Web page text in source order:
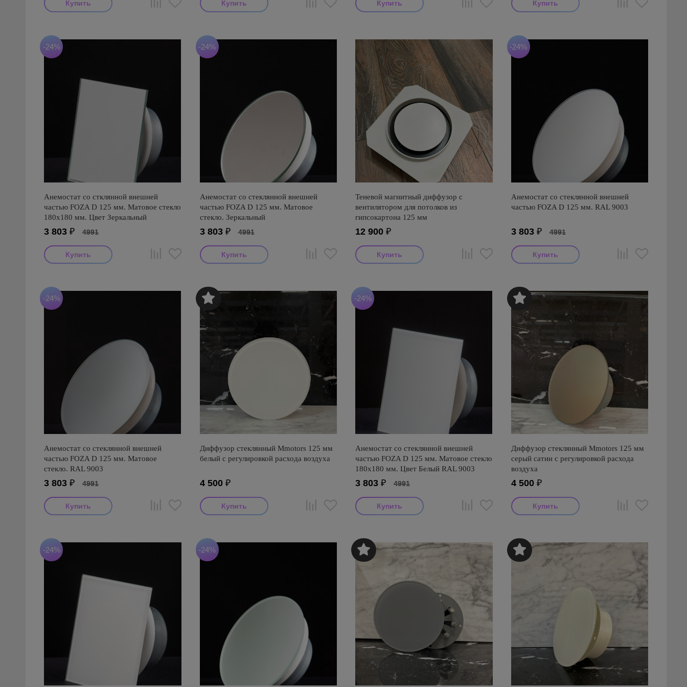
-24%
Анемостат со стклянной внешней
частью FOZA D 125 мм. Матовое стекло
180х180 мм. Цвет Зеркальный
3 803 ₽ 4991
-24%
Анемостат со стеклянной внешней
частью FOZA D 125 мм. Матовое
стекло. Зеркальный
3 803₽ 4991
Теневой магнитный диффузор с
вентилятором для потолков из
гипсокартона 125 мм
12 900 ₽
-24%
Анемостат со стеклянной внешней
частью FOZA D 125 мм. RAL 9003
3 803₽ 4991
-24%
Анемостат со стеклянной внешней
частью FOZA D 125 мм. Матовое
стекло. RAL 9003
3 803 ₽ 4991
Диффузор стеклянный Mmotors 125 мм
белый с регулировкой расхода воздуха
4 500₽
-24%
Анемостат со стеклянной внешней
частью FOZA D 125 мм. Матовое стекло
180х180 мм. Цвет Белый RAL 9003
3 803 ₽ 4991
Диффузор стеклянный Mmotors 125 мм
серый сатин с регулировкой расхода
воздуха
4 500₽
-24% -24%